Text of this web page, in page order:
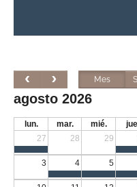
Mes
agosto 2026
lun. mar. mié.
27
28 29
3 4 5